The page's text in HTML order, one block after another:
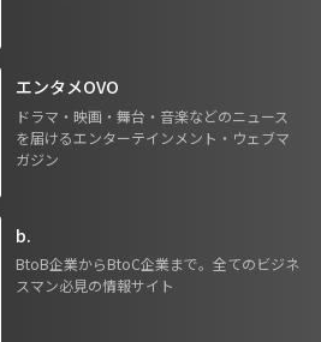
エンタメOVO
ドラマ・映画・舞台・音楽などのニュース
を届けるエンターテインメント・ウェブマ
ガジン
b.
BtoB企業からBtoC企業まで。全てのビジネ
スマン必見の情報サイト